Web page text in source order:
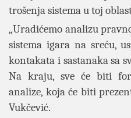
trošenja sistema u toj
„Uradićemo analizu
sistema igara na sreću,
kontakata i sastanaka sa
Na kraju, sve će biti
analize, koja će biti
Vukčević.